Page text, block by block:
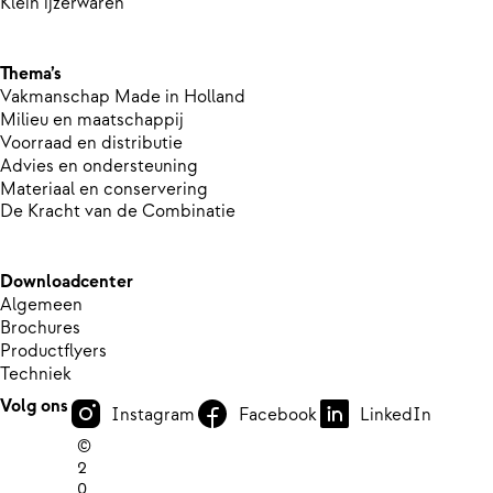
Thema’s
Vakmanschap Made in Holland
Milieu en maatschappij
Voorraad en distributie
Advies en ondersteuning
Materiaal en conservering
De Kracht van de Combinatie
Downloadcenter
Algemeen
Brochures
Productflyers
Techniek
Volg ons
Instagram Facebook
LinkedIn
©
2